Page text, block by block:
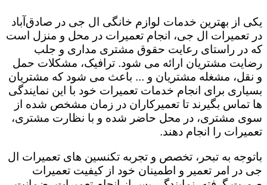
یکی از بهترین خدمات لوازم خانگی ال جی در صادق‌آباد
در تعمیرات ال جی، انجام تعمیرات در محل و منزل است
که در راستای رعایت حقوق مشتری مداری و جلب
رضایت مشتریان ارائه می شود. ترافیک، مشکلات حمل
و نقل، مشغله مشتریان و ... باعث می شود که مشتریان
بسیاری برای انجام خدمات تعمیرات خود با این نمایندگی
ها تماس بگیرند تا تعمیرکاران در زمان مشخص شده از
سوی مشتری، در محل حاضر شده و با نظارت مشتری،
تعمیرات را انجام دهند.
باتوجه به تبحر، تخصص و تجربه تکنسین های تعمیرات ال
جی در امر تعمیر و اطمینان خود از کیفیت تعمیرات